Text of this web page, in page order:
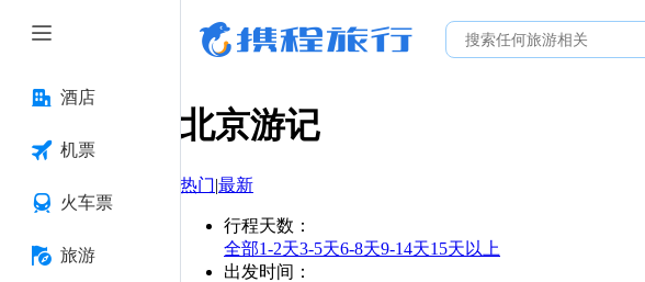
酒店
机票
火车票
旅游
北京游记
热门|最新
行程天数 ：
全部1-2天3-5天6-8天9-14天15天以上
出发时间 ：